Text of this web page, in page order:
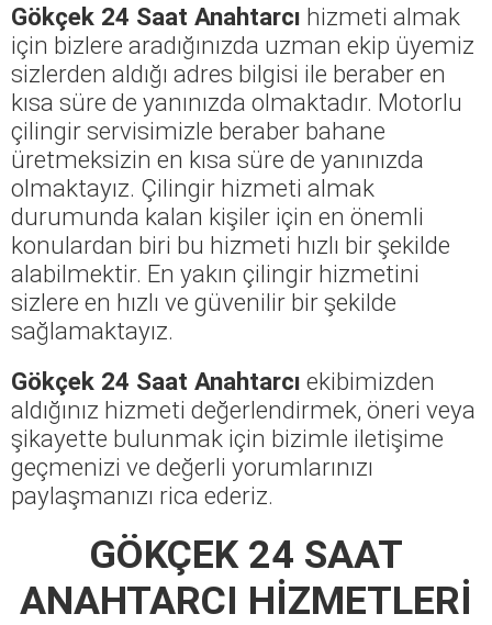
Gökçek 24 Saat Anahtarcı hizmeti almak
için bizlere aradığınızda uzman ekip üyemiz
sizlerden aldığı adres bilgisi ile beraber en
kısa süre de yanınızda olmaktadır. Motorlu
çilingir servisimizle beraber bahane
üretmeksizin en kısa süre de yanınızda
olmaktayız. Çilingir hizmeti almak
durumunda kalan kişiler için en önemli
konulardan biri bu hizmeti hızlı bir şekilde
alabilmektir. En yakın çilingir hizmetini
sizlere en hızlı ve güvenilir bir şekilde
sağlamaktayız.
Gökçek 24 Saat Anahtarcı ekibimizden
aldığınız hizmeti değerlendirmek, öneri veya
şikayette bulunmak için bizimle iletişime
geçmenizi ve değerli yorumlarınızı
paylaşmanızı rica ederiz.
GÖKÇEK 24 SAAT
ANAHTARCI HİZMETLERİ